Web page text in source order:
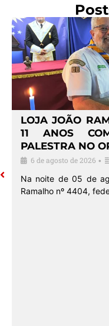
LOJA JOÃO
11 ANOS
PALESTRA NO
6 de agosto de 2026 •
Na noite de 05 de
Ramalho nº 4404,